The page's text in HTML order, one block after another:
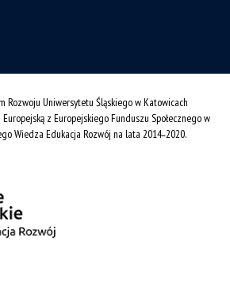
Rozwoju Uniwersytetu Śląskiego w Katowicach
z Europejskiego Funduszu Społecznego w
Wiedza Edukacja Rozwój na lata 2014˗2020.